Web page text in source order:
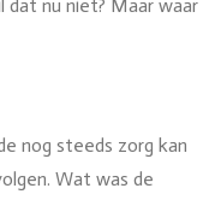
dat nu niet? Maar waar
nog steeds zorg kan
Wat was de